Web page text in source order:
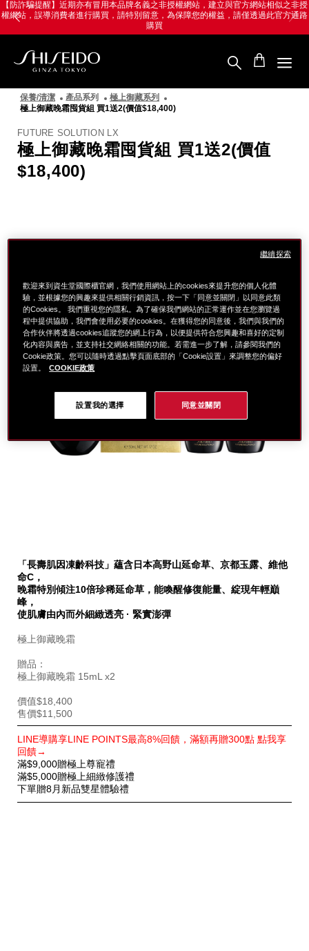
跳
至
Skip
to
【防詐騙提醒】近期亦有冒用本品牌名義之非授權網站，建立與官方網站相似之非授
權網站，誤導消費者進行購買，請特別留意，為保障您的權益，請僅透過此官方通路
購買
資
生
堂
際
櫃
保養/清潔 產品系列
極上御藏系列
極上御藏晚霜囤貨組 買1送2(價值$18,400)
FUTURE SOLUTION LX
極上御藏晚霜囤貨組 買1送2(價值
$18,400)
節
shiseido.com.tw/
SB000003288.html
目
編
號。
SB000003288
「長壽肌因凍齡科技」蘊含日本高野山延命草、京都玉露、維他
命C，
晚霜特別傾注10倍珍稀延命草，能喚醒修復能量、綻現年輕巔
峰，
使肌膚由內而外細緻透亮 · 緊實澎彈
極上御藏晚霜
贈品：
極上御藏晚霜 15mL x2
價值$18,400
售價$11,500
別
優
惠
LINE導購享LINE POINTS最高8%回饋，滿額再贈300點 點我享
回饋→
滿$9,000贈極上尊寵禮
滿$5,000贈極上細緻修護禮
下單贈8月新品雙星體驗禮
歡迎來到資生堂國際櫃官網，我們使用網站上的cookies來提升您的個人化體
驗，並根據您的興趣來提供相關行銷資訊，按一下「同意並關閉」以同意此類
的Cookies。 我們重視您的隱私。為了確保我們網站的正常運作並在您瀏覽過
程中提供協助，我們會使用必要的cookies。在獲得您的同意後，我們與我們的
合作伙伴將透過cookies追蹤您的網上行為，以便提供符合您興趣和喜好的定制
化內容與廣告，並支持社交網絡相關的功能。若需進一步了解，請參閱我們的
Cookie政策。您可以隨時透過點擊頁面底部的「Cookie設置」來調整您的偏好
設置。 COOKIE政策
設置我的選擇 同意並關閉
繼續探索